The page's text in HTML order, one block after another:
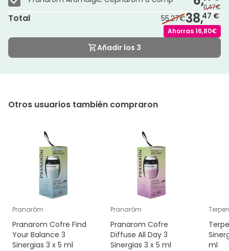
11,47€
Total 55,27€38,47 €
Ahorras16,80€
Añadir los 3
Otros usuarios también compraron
Pranarôm
Pranarom Cofre Find
Your Balance 3
Sinergias 3 x 5 ml
Pranarôm
Pranarom Cofre
Diffuse All Day 3
Sinergias 3 x 5 ml
ml